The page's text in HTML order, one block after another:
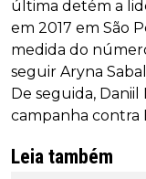
última detém a
em 2017 em São
medida do
seguir Aryna
De seguida,
campanha contra
Leia também